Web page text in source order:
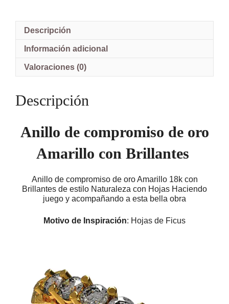
Brillantes
Pablo
Descripción
Información adicional
Valoraciones (0)
Descripción
Anillo de compromiso de oro
Amarillo con Brillantes
Anillo de compromiso de oro Amarillo 18k con
Brillantes de estilo Naturaleza con Hojas Haciendo
juego y acompañando a esta bella obra
Motivo de Inspiración: Hojas de Ficus